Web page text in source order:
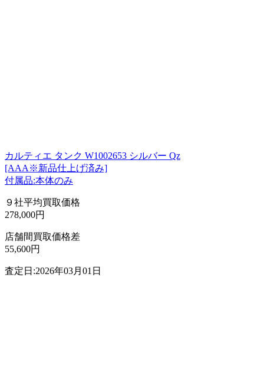
カルティエ タンク W1002653 シルバー Qz
[AAA※新品仕上げ済み]
付属品:本体のみ
９社平均買取価格
278,000円
店舗間買取価格差
55,600円
査定日:2026年03月01日